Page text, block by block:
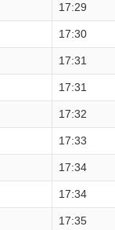
17:29
17:30
17:31
17:31
17:32
17:33
17:34
17:34
17:35